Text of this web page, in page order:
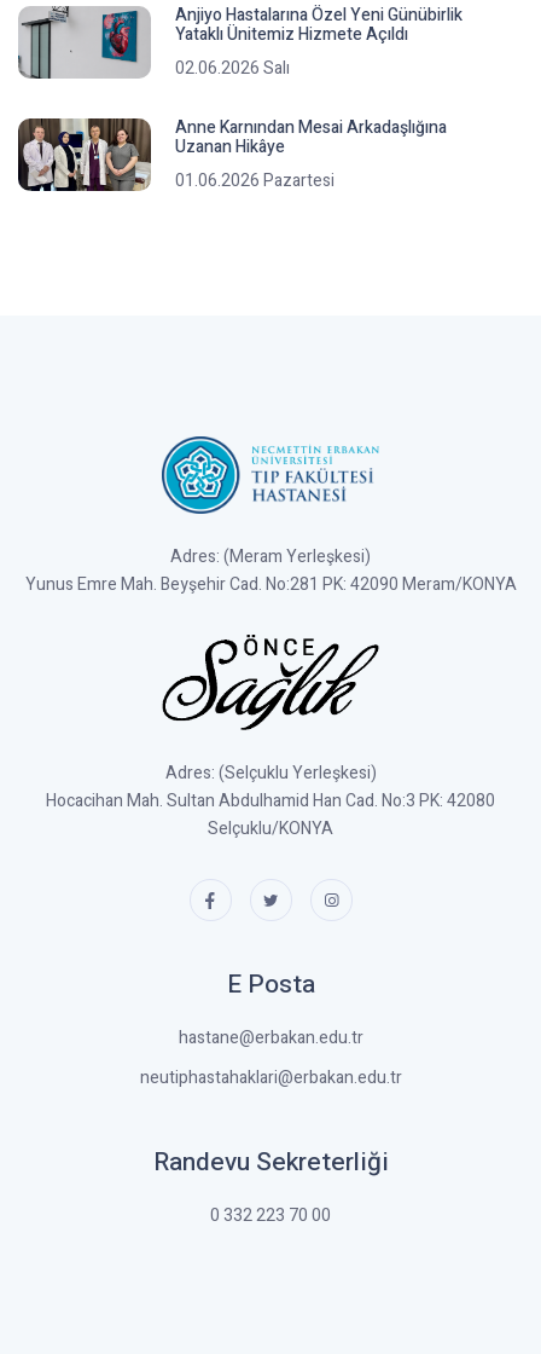
Anjiyo Hastalarına Özel Yeni Günübirlik
Yataklı Ünitemiz Hizmete Açıldı
02.06.2026 Salı
Anne Karnından Mesai Arkadaşlığına
Uzanan Hikâye
01.06.2026 Pazartesi
Adres: (Meram Yerleşkesi)
Yunus Emre Mah. Beyşehir Cad. No:281 PK: 42090 Meram/KONYA
Adres: (Selçuklu Yerleşkesi)
Hocacihan Mah. Sultan Abdulhamid Han Cad. No:3 PK: 42080
Selçuklu/KONYA
E Posta
hastane@erbakan.edu.tr
neutiphastahaklari@erbakan.edu.tr
Randevu Sekreterliği
0 332 223 70 00